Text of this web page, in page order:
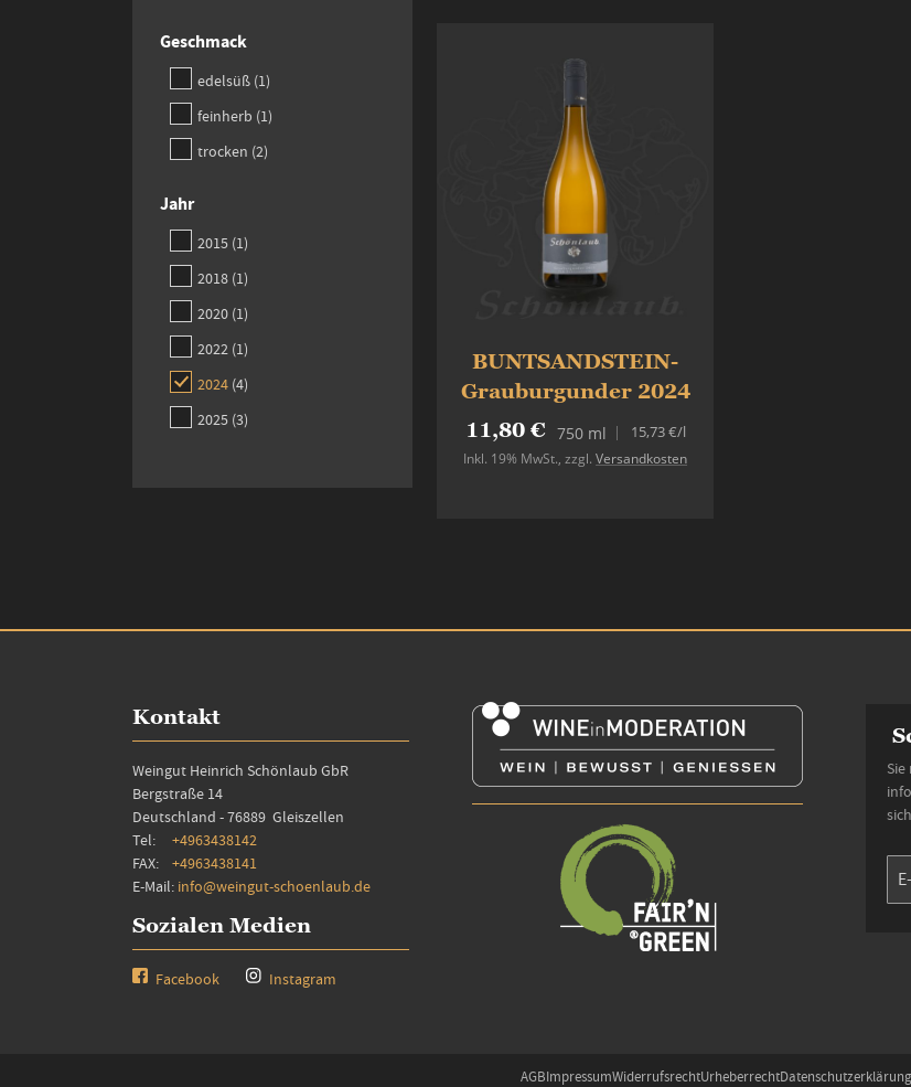
BUNTSANDSTEIN-
Grauburgunder 2024
11,80 € 750 ml
Inkl. 19% MwSt.,zzgl.Versandkosten
15,73 €/l
Geschmack
edelsüß 1item
feinherb 1item
trocken 2items
Jahr
2015 1item
2018 1item
2020 1item
2022 1item
2024 4items
2025 3items
Kontakt
Weingut Heinrich Schönlaub GbR
Bergstraße 14
Deutschland - 76889 Gleiszellen
Tel: +4963438142
FAX: +4963438141
E-Mail: info@weingut-schoenlaub.de
Sozialen Medien
Facebook Instagram
AGBImpressumWiderrufsrechtUrheberrechtDatenschutzerklärung